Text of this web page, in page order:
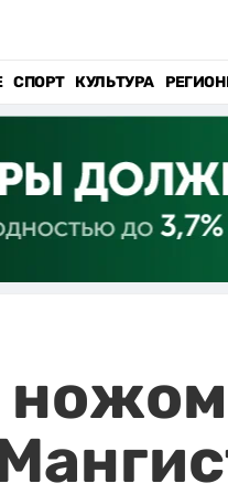
СПОРТ КУЛЬТУРА